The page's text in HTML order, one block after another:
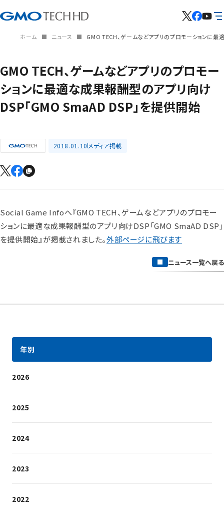
ホーム ニュース GMO TECH、ゲームなどアプリのプロモーションに
GMO TECH、ゲームなどアプリのプロモー
ションに最適な成果報酬型のアプリ向け
DSP「GMO SmaAD DSP」を提供開始
2018.01.10メディア掲載
Social Game Infoへ『GMO TECH、ゲームなどアプリのプロモー
ションに最適な成果報酬型のアプリ向けDSP「GMO SmaAD DSP」
を提供開始』が掲載されました。外部ページに飛びます
ニュース一覧へ戻る
年別
2026
2025
2024
2023
2022